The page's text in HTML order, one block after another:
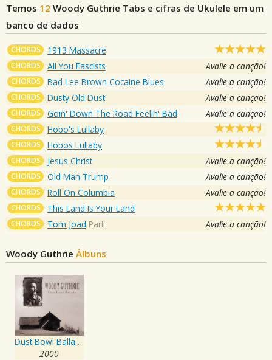
Temos 12 Woody Guthrie Tabs e cifras de Ukulele em um
banco de dados
CHORDS 1913 Massacre
CHORDS All You Fascists Avalie a canção!
CHORDS Bad Lee Brown Cocaine Blues Avalie a canção!
CHORDS Dusty Old Dust Avalie a canção!
CHORDS Goin' Down The Road Feelin' Bad Avalie a canção!
CHORDS Hobo's Lullaby
CHORDS Hobos Lullaby
CHORDS Jesus Christ Avalie a canção!
CHORDS Old Man Trump Avalie a canção!
CHORDS Roll On Columbia Avalie a canção!
CHORDS This Land Is Your Land
CHORDS Tom Joad Part Avalie a canção!
Woody Guthrie Álbuns
Dust Bowl Ballads
2000